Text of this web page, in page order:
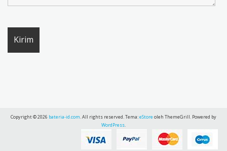
Copyright © 2026 bateria-id.com. All rights reserved. Tema:eStore oleh ThemeGrill. Powered by
WordPress.